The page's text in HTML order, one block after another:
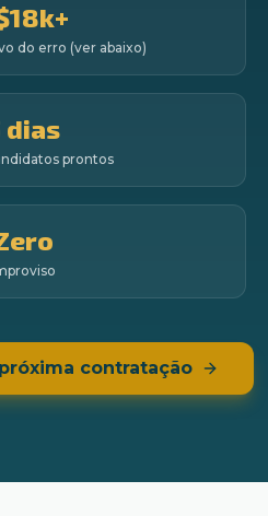
do erro (ver abaixo)
dias
prontos
contratação